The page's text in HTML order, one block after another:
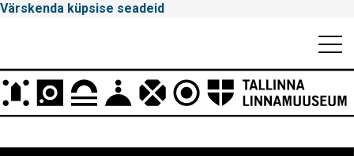
Värskenda küpsise seadeid
Peamenüü